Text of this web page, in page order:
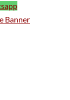
Banner